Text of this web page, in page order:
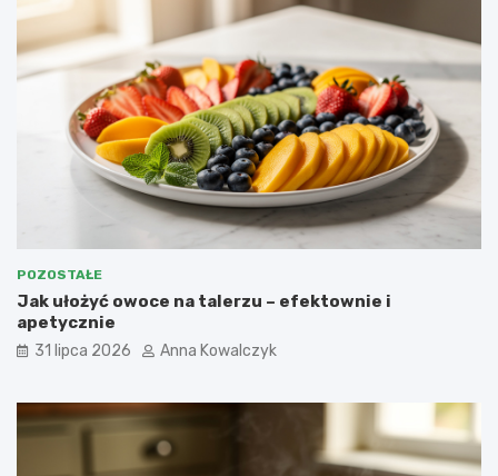
POZOSTAŁE
Jak ułożyć owoce na talerzu – efektownie i
apetycznie
31 lipca 2026 Anna Kowalczyk